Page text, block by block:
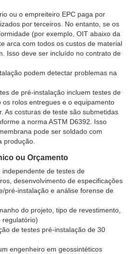
ou o empreiteiro EPC paga por
por terceiros. No entanto, se os
(por exemplo, OIT abaixo da
arca com todos os custos de material
Isso deve ser incluído no contrato de
podem detectar problemas na
de pré-instalação incluem testes de
os rolos entregues e o equipamento
As costuras de teste são submetidas
a norma ASTM D6392. Isso
pode ser soldado com
produção.
ou Orçamento
de testes de
desenvolvimento de especificações
pré-instalação e análise forense de
do projeto, tipo de revestimento,
regulatório)
de testes pré-instalação de 30
engenheiro em geossintéticos